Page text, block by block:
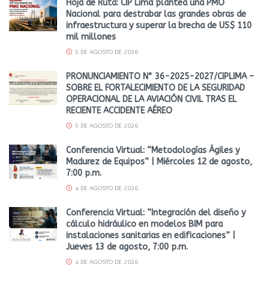
Hoja de Ruta: CIP Lima plantea una PMO
Nacional para destrabar las grandes obras de
infraestructura y superar la brecha de US$ 110
mil millones
5 DE AGOSTO DE 2026
PRONUNCIAMIENTO N° 36-2025-2027/CIPLIMA –
SOBRE EL FORTALECIMIENTO DE LA SEGURIDAD
OPERACIONAL DE LA AVIACIÓN CIVIL TRAS EL
RECIENTE ACCIDENTE AÉREO
5 DE AGOSTO DE 2026
Conferencia Virtual: “Metodologías Ágiles y
Madurez de Equipos” | Miércoles 12 de agosto,
7:00 p.m.
4 DE AGOSTO DE 2026
Conferencia Virtual: “Integración del diseño y
cálculo hidráulico en modelos BIM para
instalaciones sanitarias en edificaciones” |
Jueves 13 de agosto, 7:00 p.m.
4 DE AGOSTO DE 2026